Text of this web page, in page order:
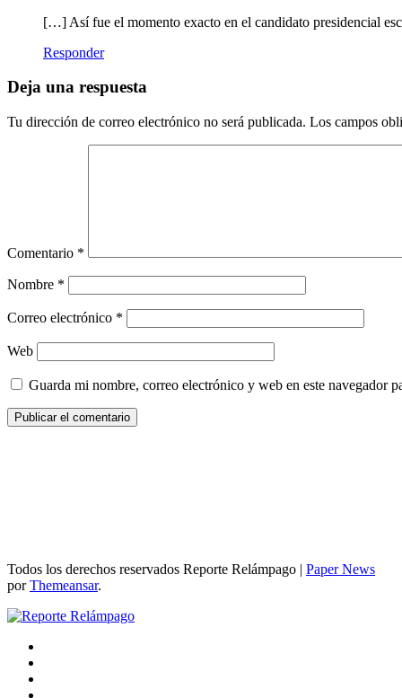
[…] Así fue el momento exacto en el candidato presidencial
Responder
Deja una respuesta
Tu dirección de correo electrónico no será publicada. Los campos
Comentario *
Nombre *
Correo electrónico *
Web
Guarda mi nombre, correo electrónico y web en este navegador
Todos los derechos reservados Reporte Relámpago | Paper News
porThemeansar.